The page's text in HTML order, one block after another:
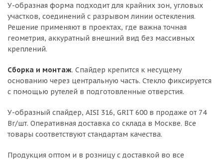
У-образная форма подходит для крайних зон, угловых
участков, соединений с разрывом линии остекления.
Решение применяют в проектах, где важна точная
геометрия, аккуратный внешний вид без массивных
креплений.
Сборка и монтаж. Спайдер крепится к несущему
основанию через центральную часть. Стекло фиксируется
с помощью рутелей в подготовленные отверстия.
У-образный спайдер, AISI 316, GRIT 600 в продаже от 74
Br/шт. Оперативная доставка со склада в Москве. Все
товары соответствуют стандартам качества.
Продукция оптом и в розницу с доставкой во все